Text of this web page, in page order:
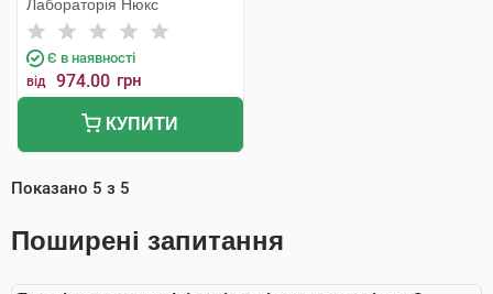
Лабораторія Нюкс
Є в наявності
від 974.00 грн
КУПИТИ
Показано 5 з 5
Поширені запитання